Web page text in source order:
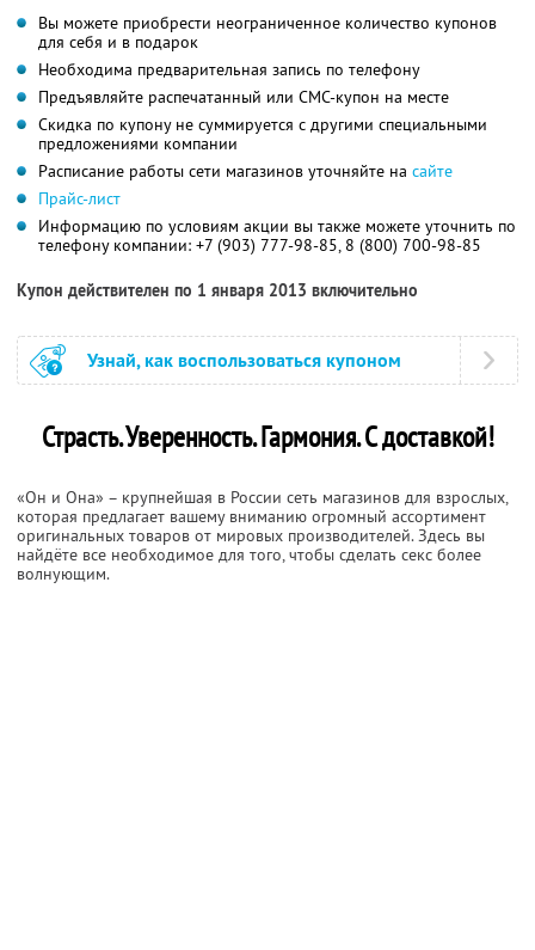
Вы можете приобрести неограниченное количество купонов
для себя и в подарок
Необходима предварительная запись по телефону
Предъявляйте распечатанный или СМС-купон на месте
Скидка по купону не суммируется с другими специальными
предложениями компании
Расписание работы сети магазинов уточняйте на сайте
Прайс-лист
Информацию по условиям акции вы также можете уточнить по
телефону компании: +7 (903) 777-98-85, 8 (800) 700-98-85
Купон действителен по 1 января 2013 включительно
Узнай, как воспользоваться купоном
Страсть. Уверенность. Гармония. С доставкой!
«Он и Она» – крупнейшая в России сеть магазинов для взрослых,
которая предлагает вашему вниманию огромный ассортимент
оригинальных товаров от мировых производителей. Здесь вы
найдёте все необходимое для того, чтобы сделать секс более
волнующим.